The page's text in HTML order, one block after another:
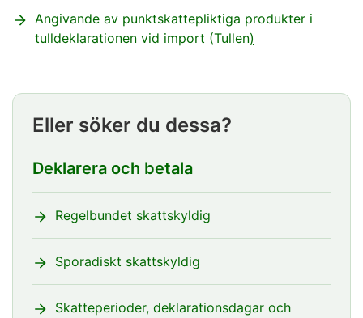
Angivande av punktskattepliktiga produkter i
tulldeklarationen vid import (Tullen)
Eller söker du dessa?
Deklarera och betala
Regelbundet skattskyldig
Sporadiskt skattskyldig
Skatteperioder, deklarationsdagar och